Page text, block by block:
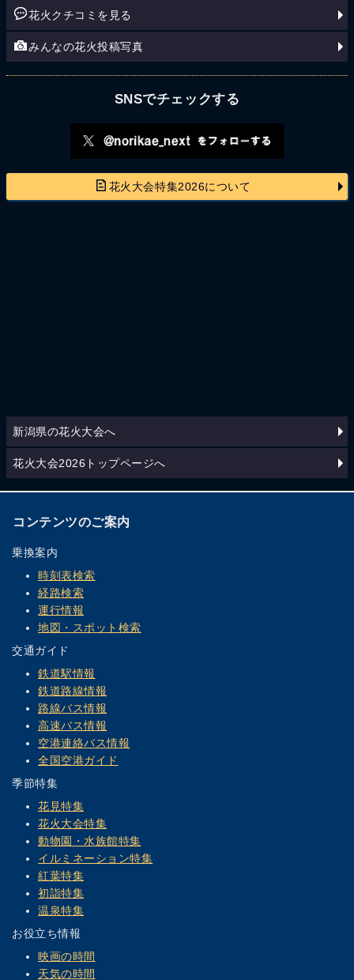
花火クチコミを見る
みんなの花火投稿写真
SNSでチェックする
花火大会特集2026について
新潟県の花火大会へ
花火大会2026トップページへ
コンテンツのご案内
乗換案内
時刻表検索
経路検索
運行情報
地図・スポット検索
交通ガイド
鉄道駅情報
鉄道路線情報
路線バス情報
高速バス情報
空港連絡バス情報
全国空港ガイド
季節特集
花見特集
花火大会特集
動物園・水族館特集
イルミネーション特集
紅葉特集
初詣特集
温泉特集
お役立ち情報
映画の時間
天気の時間